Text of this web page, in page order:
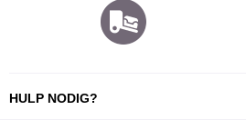
HULP NODIG?